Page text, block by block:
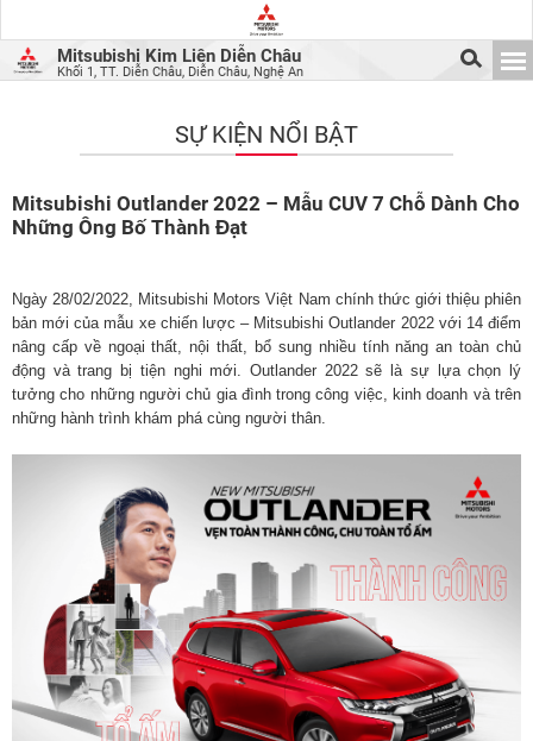
Mitsubishi Kim Liên Diễn Châu
Khối 1, TT. Diễn Châu, Diễn Châu, Nghệ An
SỰ KIỆN NỔI BẬT
Mitsubishi Outlander 2022 – Mẫu CUV 7 Chỗ Dành Cho
Những Ông Bố Thành Đạt
Ngày 28/02/2022, Mitsubishi Motors Việt Nam chính thức giới thiệu phiên
bản mới của mẫu xe chiến lược – Mitsubishi Outlander 2022 với 14 điểm
nâng cấp về ngoại thất, nội thất, bổ sung nhiều tính năng an toàn chủ
động và trang bị tiện nghi mới. Outlander 2022 sẽ là sự lựa chọn lý
tưởng cho những người chủ gia đình trong công việc, kinh doanh và trên
những hành trình khám phá cùng người thân.